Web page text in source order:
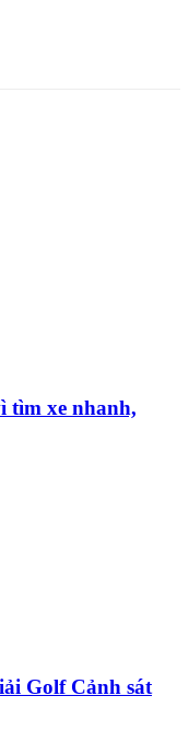
tìm xe nhanh,
Golf Cảnh sát